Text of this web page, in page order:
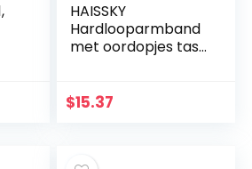
HAISSKY
Hardlooparmband
met oordopjes tas
iPhone 14 Pro
$15.37